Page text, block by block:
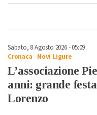
Sabato, 8 Agosto 2026 - 05:09
Cronaca- Novi Ligure
L’associazione
anni: grande
Lorenzo